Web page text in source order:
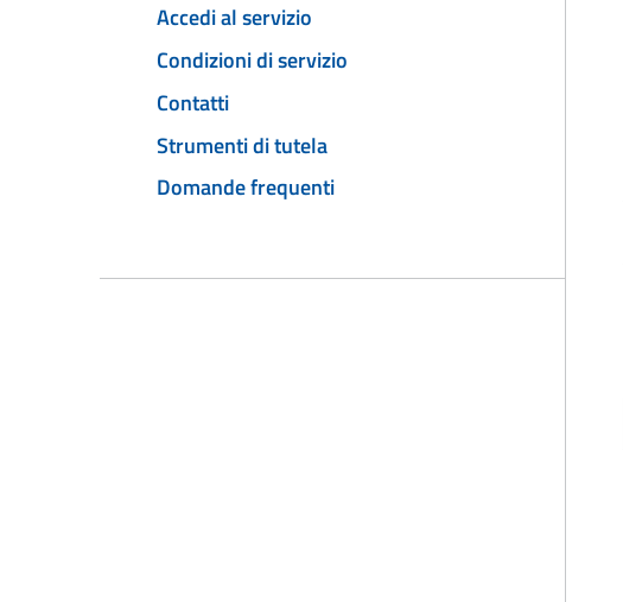
Accedi al servizio
Condizioni di servizio
Contatti
Strumenti di tutela
Domande frequenti